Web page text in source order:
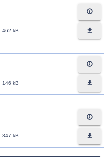
462 kB
info_outline
file_download
146 kB
info_outline
file_download
347 kB
info_outline
file_download